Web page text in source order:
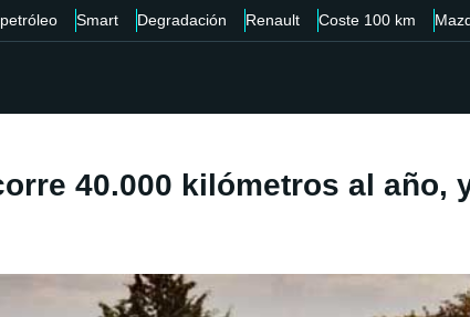
Smart Degradación Renault Coste 100 km
40.000 kilómetros al año,